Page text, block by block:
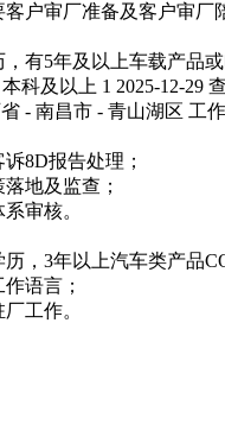
户审厂准备及客户审厂
有5年及以上车载产品
本科及以上 1 2025-12-29
- 南昌市 - 青山湖区 工
8D报告处理；
地及监查；
审核。
，3年以上汽车类产品
语言；
工作。